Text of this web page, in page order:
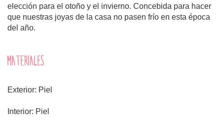
elección para el otoño y el invierno. Concebida para hacer
que nuestras joyas de la casa no pasen frío en esta época
del año.
MATERIALES
Exterior: Piel
Interior: Piel